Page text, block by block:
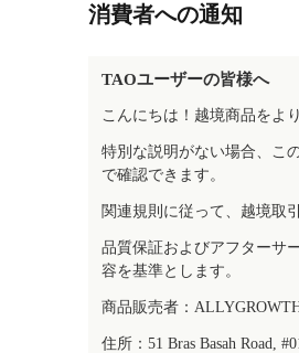
消費者への通知
TAOユーザーの皆様へ
こんにちは！越境商品をよ
特別な説明がない場合、こ
で確認できます。
関連規則に従って、越境取
品質保証およびアフターサ
容を基準とします。
商品販売者：
住所：51 Bras Basah Road,